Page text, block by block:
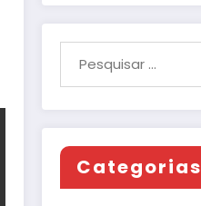
Categorias